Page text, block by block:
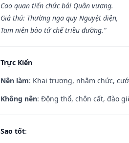
Cao quan tiến chức bái Quân vương.
Giá thú: Thường nga quy Nguyệt điện,
Tam niên bào tử chế triều đường.”
Trực Kiến
Nên làm: Khai trương, nhậm chức,
Không nên: Động thổ, chôn cất, đào
Sao tốt: